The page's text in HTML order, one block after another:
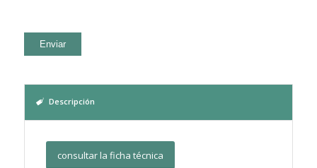
Descripción
consultar la ficha técnica